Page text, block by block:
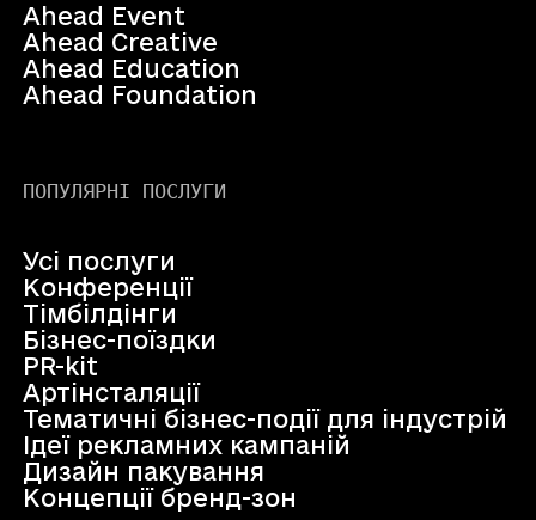
Ahead Event
Ahead Creative
Ahead Education
Ahead Foundation
ПОПУЛЯРНІ ПОСЛУГИ
Усі послуги
Конференції
Тімбілдінги
Бізнес-поїздки
PR-kit
Артінсталяції
Тематичні бізнес-події для індустрій
Ідеї рекламних кампаній
Дизайн пакування
Концепції бренд-зон